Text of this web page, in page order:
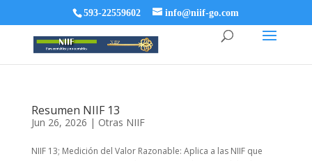
593-22559602 info@niif-go.com
Resumen NIIF 13
Jun 26, 2026 | Otras NIIF
NIIF 13; Medición del Valor Razonable: Aplica a las NIIF que